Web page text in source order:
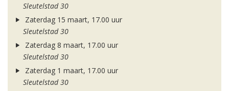
Sleutelstad 30
Zaterdag 15 maart, 17.00 uur
Sleutelstad 30
Zaterdag 8 maart, 17.00 uur
Sleutelstad 30
Zaterdag 1 maart, 17.00 uur
Sleutelstad 30